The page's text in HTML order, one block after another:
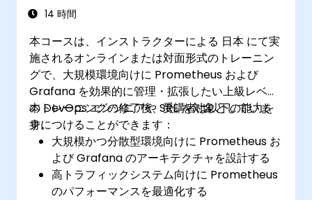
システムおよびアプリケーションのパフォー
安全な仕組みで外部エンドポイントや既存シ
ステムとの連携を実現する
14 時間
本コースは、インストラクターによる 日本 にて実
施されるオンラインまたは対面形式のトレーニン
グで、大規模環境向けに Prometheus および
Grafana を効果的に管理・拡張したい上級レベル
の DevOps エンジニアや SRE を対象としていま
す。
本トレーニングの修了後、受講者は以下の能力を
身につけることができます：
大規模かつ分散型環境向けに Prometheus お
よび Grafana のアーキテクチャを設計する
高トラフィックシステム向けに Prometheus
のパフォーマンスを最適化する